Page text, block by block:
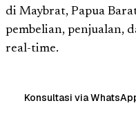
di Maybrat, Papua
pembelian, penjualan,
real-time.
Konsultasi via